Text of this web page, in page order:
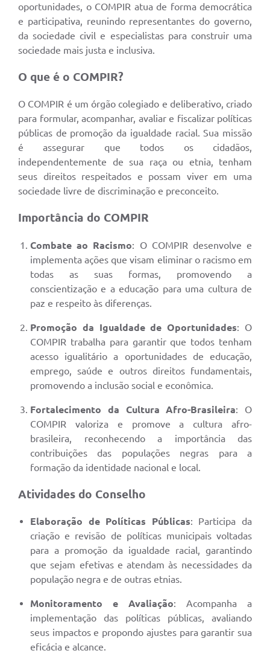
oportunidades, o COMPIR atua de forma democrática
e participativa, reunindo representantes do governo,
da sociedade civil e especialistas para construir uma
sociedade mais justa e inclusiva.
O que é o COMPIR?
O COMPIR é um órgão colegiado e deliberativo, criado
para formular, acompanhar, avaliar e fiscalizar políticas
públicas de promoção da igualdade racial. Sua missão
é assegurar que todos os cidadãos,
independentemente de sua raça ou etnia, tenham
seus direitos respeitados e possam viver em uma
sociedade livre de discriminação e preconceito.
Importância do COMPIR
Combate ao Racismo: O COMPIR desenvolve e
implementa ações que visam eliminar o racismo em
todas as suas formas, promovendo a
conscientização e a educação para uma cultura de
paz e respeito às diferenças.
Promoção da Igualdade de Oportunidades: O
COMPIR trabalha para garantir que todos tenham
acesso igualitário a oportunidades de educação,
emprego, saúde e outros direitos fundamentais,
promovendo a inclusão social e econômica.
Fortalecimento da Cultura Afro-Brasileira: O
COMPIR valoriza e promove a cultura afro-
brasileira, reconhecendo a importância das
contribuições das populações negras para a
formação da identidade nacional e local.
Atividades do Conselho
Elaboração de Políticas Públicas: Participa da
criação e revisão de políticas municipais voltadas
para a promoção da igualdade racial, garantindo
que sejam efetivas e atendam às necessidades da
população negra e de outras etnias.
Monitoramento e Avaliação: Acompanha a
implementação das políticas públicas, avaliando
seus impactos e propondo ajustes para garantir sua
eficácia e alcance.